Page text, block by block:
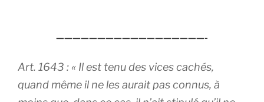
——————————————————-
Art. 1643 : « Il est tenu des vices cachés,
quand même il ne les aurait pas connus, à